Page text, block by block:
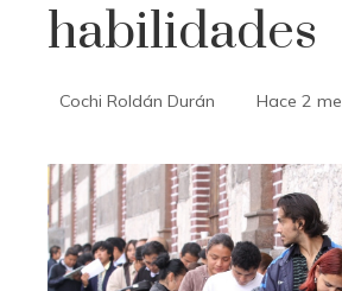
habilidades
Cochi Roldán Durán Hace 2